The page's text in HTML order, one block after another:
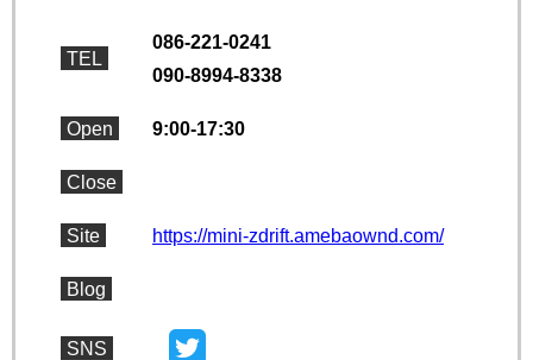
TEL
086-221-0241
090-8994-8338
Open 9:00-17:30
Close
Site https://mini-zdrift.amebaownd.com/
Blog
SNS